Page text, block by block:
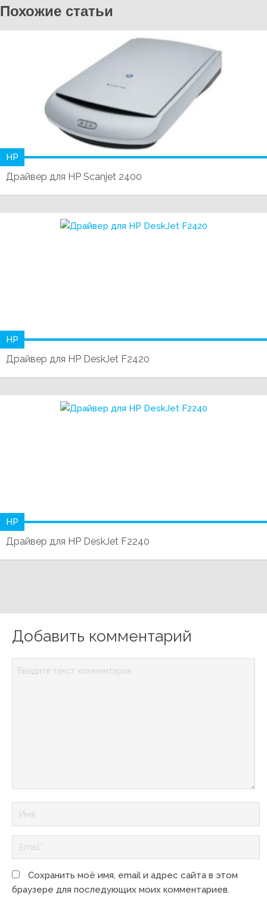
Похожие статьи
HP
Драйвер для HP Scanjet 2400
HP
Драйвер для HP DeskJet F2420
HP
Драйвер для HP DeskJet F2240
Добавить комментарий
Сохранить моё имя, email и адрес сайта в этом
браузере для последующих моих комментариев.